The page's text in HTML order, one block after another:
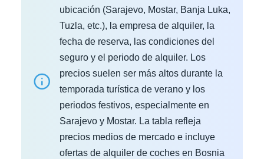
ubicación (Sarajevo, Mostar, Banja Luka,
Tuzla, etc.), la empresa de alquiler, la
fecha de reserva, las condiciones del
seguro y el periodo de alquiler. Los
precios suelen ser más altos durante la
temporada turística de verano y los
periodos festivos, especialmente en
Sarajevo y Mostar. La tabla refleja
precios medios de mercado e incluye
ofertas de alquiler de coches en Bosnia